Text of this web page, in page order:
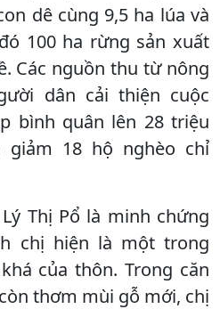
dê cùng 9,5 ha lúa và
100 ha rừng sản xuất
Các nguồn thu từ nông
dân cải thiện cuộc
bình quân lên 28 triệu
giảm 18 hộ nghèo chỉ
Thị Pổ là minh chứng
chị hiện là một trong
của thôn. Trong căn
thơm mùi gỗ mới, chị